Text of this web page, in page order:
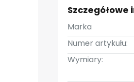
Marka
Numer artykułu:
Wymiary: